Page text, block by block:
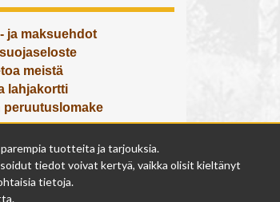
ja maksuehdot
meistä
lahjakortti
peruutuslomake
avoinna
- pe 9 - 17
la 9 - 14
suljettu
tuotteita ja tarjouksia.
tiedot voivat kertyä, vaikka olisit kieltänyt
tietoja.